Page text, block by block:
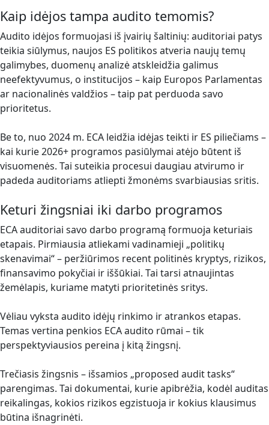
Kaip idėjos tampa audito temomis?
Audito idėjos formuojasi iš įvairių šaltinių: auditoriai patys
teikia siūlymus, naujos ES politikos atveria naujų temų
galimybes, duomenų analizė atskleidžia galimus
neefektyvumus, o institucijos – kaip Europos Parlamentas
ar nacionalinės valdžios – taip pat perduoda savo
prioritetus.
Be to, nuo 2024 m. ECA leidžia idėjas teikti ir ES piliečiams –
kai kurie 2026+ programos pasiūlymai atėjo būtent iš
visuomenės. Tai suteikia procesui daugiau atvirumo ir
padeda auditoriams atliepti žmonėms svarbiausias sritis.
Keturi žingsniai iki darbo programos
ECA auditoriai savo darbo programą formuoja keturiais
etapais. Pirmiausia atliekami vadinamieji „politikų
skenavimai“ – peržiūrimos recent politinės kryptys, rizikos,
finansavimo pokyčiai ir iššūkiai. Tai tarsi atnaujintas
žemėlapis, kuriame matyti prioritetinės sritys.
Vėliau vyksta audito idėjų rinkimo ir atrankos etapas.
Temas vertina penkios ECA audito rūmai – tik
perspektyviausios pereina į kitą žingsnį.
Trečiasis žingsnis – išsamios „proposed audit tasks“
parengimas. Tai dokumentai, kurie apibrėžia, kodėl auditas
reikalingas, kokios rizikos egzistuoja ir kokius klausimus
būtina išnagrinėti.